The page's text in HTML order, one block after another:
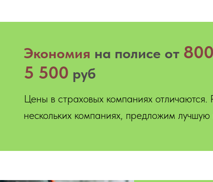
Экономия на полисе от 800
5 500 руб
Цены в страховых компаниях отличаются.
нескольких компаниях, предложим